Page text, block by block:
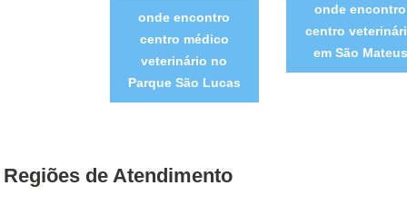
onde encontro
centro médico
veterinário no
Parque São Lucas
onde encontro
centro
em São Mateus
Regiões de Atendimento